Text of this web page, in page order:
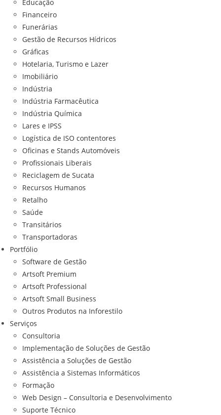
Educação
Financeiro
Funerárias
Gestão de Recursos Hídricos
Gráficas
Hotelaria, Turismo e Lazer
Imobiliário
Indústria
Indústria Farmacêutica
Indústria Química
Lares e IPSS
Logística de ISO contentores
Oficinas e Stands Automóveis
Profissionais Liberais
Reciclagem de Sucata
Recursos Humanos
Retalho
Saúde
Transitários
Transportadoras
Portfólio
Software de Gestão
Artsoft Premium
Artsoft Professional
Artsoft Small Business
Outros Produtos na Inforestilo
Serviços
Consultoria
Implementação de Soluções de Gestão
Assistência a Soluções de Gestão
Assistência a Sistemas Informáticos
Formação
Web Design – Consultoria e Desenvolvimento
Suporte Técnico